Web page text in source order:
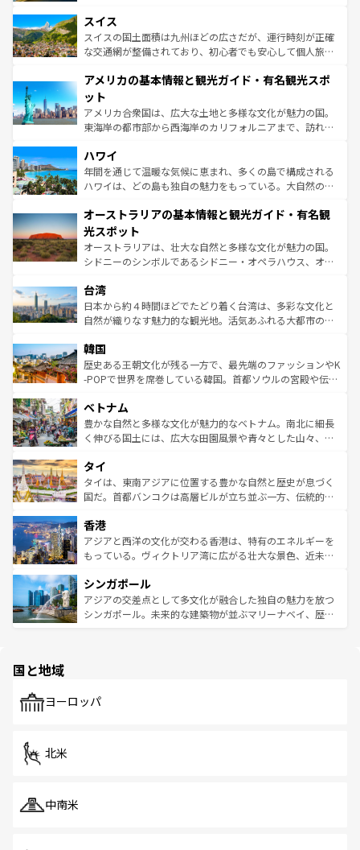
を参照してほしい。
は、お酒好きな人にはぜひ体験してほしい。 なお、新着の
ドイツ情報はコンテンツ一覧を参照してほしい。
リアごとに異なる魅力がある。また、優雅なアフタヌーン
ティー、ビール好きにはたまらない英国パブ、サッカー観
戦など、本場だからこそできる体験も豊富。イギリスを旅
ンツ一覧を参照してほしい。
スイス
スイスの国土面積は九州ほどの広さだが、運行時刻が正確
な交通網が整備されており、初心者でも安心して個人旅行
の建物がそのまま残る町や、スイスならではのユニークな
博物館もあり、アルプス観光だけでなく町歩きも満喫する
ことができる。国民の所得が高いため物価も高いが、旅行
者向けの交通パス提供のサービスもあり、うまく活用すれ
着のスイス情報は
アメリカの基本情報と観光ガイド・有名観光スポ
ット
アメリカ合衆国は、広大な土地と多様な文化が魅力の国。
東海岸の都市部から西海岸のカリフォルニアまで、訪れる
のような巨大都市は、観光、ショッピング、エンターテイ
ンメントが詰まった刺激的なスポットだ。一方、アメリカ
西部には大自然が広がり、グランドキャニオンやイエロー
部のニューオーリンズでは、音楽と美食が融合した独特の
文化が魅力。旅行者はアメリカの各地域で異なる魅力を楽
しみながら、その多様性と豊かな歴史を感じることができ
るだろう。車でのロードトリップや列車の旅も、アメリカ
情報は
ハワイ
年間を通じて温暖な気候に恵まれ、多くの島で構成される
ハワイは、どの島も独自の魅力をもっている。大自然の神
ワイ島は見逃せない。また、定番の観光地といえばオアフ
島だが、静かな自然を求めるならマウイ島やカウアイ島が
おすすめ。エメラルドグリーンに輝く海をはじめ、豊かな
文化や歴史が息づいている。「アロハスピリット」と呼ば
人々、おいしいローカルフードやハワイアンミュージッ
ク、伝統的なフラダンスなど、すべてがハワイの魅力を彩
っている。訪れるたびに新しい発見と感動が待っているハ
はコンテンツ一覧
オーストラリアの基本情報と観光ガイド・有名観
光スポット
オーストラリアは、壮大な自然と多様な文化が魅力の国。
シドニーのシンボルであるシドニー・オペラハウス、オー
リアリーフや大陸中央部にそびえるウルル（エアーズロッ
ク）、タスマニアの美しい原生林やケアンズの熱帯雨林な
ど、見どころがたくさん。また、カフェやワイン、オージ
いる。アクティビティも充実しており、サーフィンやダイ
ビング、ハイキングなど、アウトドア好きにはたまらな
い。オーストラリアの多彩な魅力を存分に味わいつくそ
参照してほしい。
台湾
日本から約４時間ほどでたどり着く台湾は、多彩な文化と
自然が織りなす魅力的な観光地。活気あふれる大都市の台
ン）、静ひつな山岳地帯である台湾東部など、都市の喧騒
と山間の静けさが共存しており、訪れる人に新しい発見と
驚きをもたらしてくれる。また、奥深い台湾の食文化も魅
容にもいいと評判のスイーツなど、バラエティ豊かな料理
が味わえる。 なお、新着の台湾情報は コンテンツ一覧を参
照してほしい。
韓国
歴史ある王朝文化が残る一方で、最先端のファッションやK
-POPで世界を席巻している韓国。首都ソウルの宮殿や伝統
き、地方に足を延ばせば四季折々の自然美を楽しむことが
できる。そして、キムチや焼肉、絶品のストリートフード
まで、さまざまな韓国料理が待っている。夜には、韓国な
リティに包まれながら、韓国の多彩な魅力を心ゆくまで味
わってみてほしい。 なお、新着の韓国情報はコンテンツ一
覧を参照してほしい。
ベトナム
豊かな自然と多様な文化が魅力的なベトナム。南北に細長
く伸びる国土には、広大な田園風景や青々とした山々、世
急速な発展と共に伝統が息づく。ハノイの古い町並みやホ
ーチミン市のフランス統治時代の建物も、独特の雰囲気を
醸し出している。また、バラエティの豊かさとおいしさで
とつ。フォーやバインミー、ベトナムコーヒーなどは、ぜ
ひ現地で味わいたい。どの地域を訪れてもあたたかい人々
が旅行者を迎えてくれるので、きっと忘れられない旅にな
参照してほしい。
タイ
タイは、東南アジアに位置する豊かな自然と歴史が息づく
国だ。首都バンコクは高層ビルが立ち並ぶ一方、伝統的な
の活気が交差している。北部ではチェンマイなどの山岳地
帯で自然と触れ合い、南部ではプーケットやクラビの美し
いビーチでリゾート気分を楽しむことができる。タイ料理
激する。気候は一年中温暖で、どの季節にも異なる楽しみ
が待っている。親しみやすいタイの人々、仏教を中心とし
た文化、そして多様な観光資源が、訪れる旅人を魅了し続
香港
アジアと西洋の文化が交わる香港は、特有のエネルギーを
もっている。ヴィクトリア湾に広がる壮大な景色、近未来
み、どこを訪れても感動するはず。観光スポットが密集し
ており、効率よく見どころを回れるのも魅力。息をのむよ
うな絶景から文化的な体験まで、香港を存分に楽しみ尽く
シンガポール
アジアの交差点として多文化が融合した独自の魅力を放つ
シンガポール。未来的な建築物が並ぶマリーナベイ、歴史
で、ホーカーズは地元の風情を楽しめる外せないスポット
国と地域
ヨーロッパ
北米
中南米